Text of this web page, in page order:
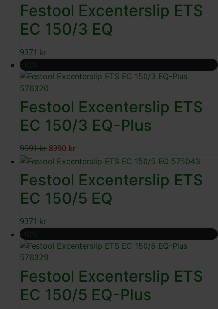
Festool Excenterslip ETS
EC 150/3 EQ
9371 kr
-10%
Festool Excenterslip ETS
EC 150/3 EQ-Plus
9991kr 8990 kr
Festool Excenterslip ETS
EC 150/5 EQ
9371 kr
-10%
Festool Excenterslip ETS
EC 150/5 EQ-Plus